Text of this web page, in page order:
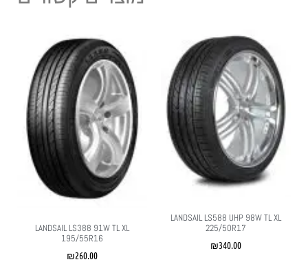
LANDSAIL LS588 UHP 98W TL XL
225/50R17
₪340.00
LANDSAIL LS388 91W TL XL
195/55R16
₪260.00